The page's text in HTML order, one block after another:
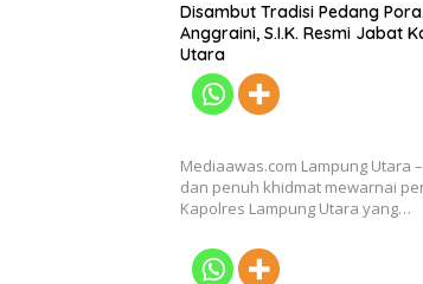
Disambut Tradisi Pedang
Anggraini, S.I.K. Resmi Jabat
Utara
Mediaawas.com Lampung Utara
dan penuh khidmat mewarnai
Kapolres Lampung Utara yang…